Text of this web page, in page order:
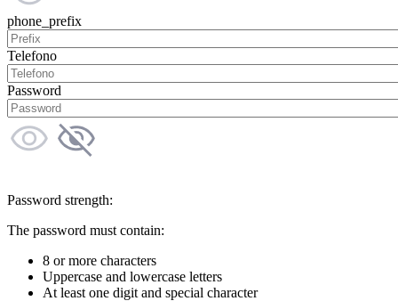
phone_prefix
Telefono
Password
Password strength:
The password must contain:
8 or more characters
Uppercase and lowercase letters
At least one digit and special character